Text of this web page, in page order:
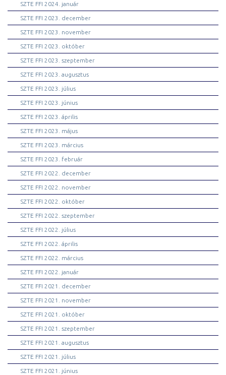
SZTE FFI 2024. január
SZTE FFI 2023. december
SZTE FFI 2023. november
SZTE FFI 2023. október
SZTE FFI 2023. szeptember
SZTE FFI 2023. augusztus
SZTE FFI 2023. július
SZTE FFI 2023. június
SZTE FFI 2023. április
SZTE FFI 2023. május
SZTE FFI 2023. március
SZTE FFI 2023. február
SZTE FFI 2022. december
SZTE FFI 2022. november
SZTE FFI 2022. október
SZTE FFI 2022. szeptember
SZTE FFI 2022. július
SZTE FFI 2022. április
SZTE FFI 2022. március
SZTE FFI 2022. január
SZTE FFI 2021. december
SZTE FFI 2021. november
SZTE FFI 2021. október
SZTE FFI 2021. szeptember
SZTE FFI 2021. augusztus
SZTE FFI 2021. július
SZTE FFI 2021. június